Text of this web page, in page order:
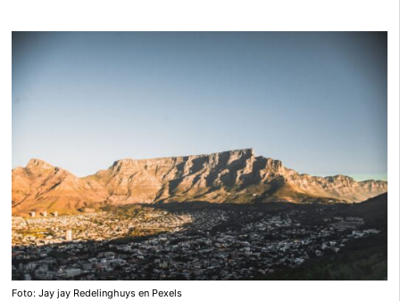
Foto: Jay jay Redelinghuys en Pexels